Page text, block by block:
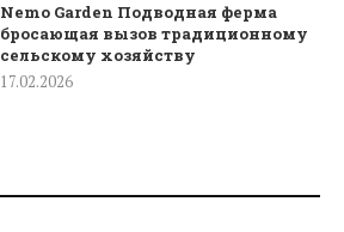
Nemo Garden Подводная ферма
бросающая вызов традиционному
сельскому хозяйству
17.02.2026